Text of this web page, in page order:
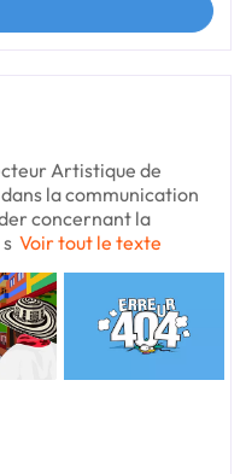
Artistique de
la communication
concernant la
Voir tout le texte